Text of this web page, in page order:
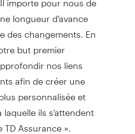
longueur d'avance
des changements. En
but premier
nos liens
afin de créer une
personnalisée et
ils s'attendent
Assurance ».